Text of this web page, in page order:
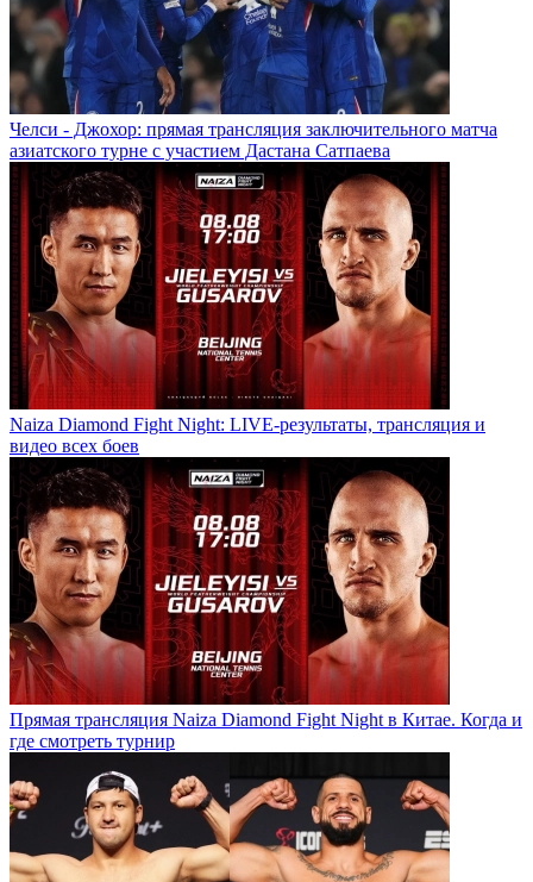
Челси - Джохор: прямая трансляция заключительного матча
азиатского турне с участием Дастана Сатпаева
Naiza Diamond Fight Night: LIVE-результаты, трансляция и
видео всех боев
Прямая трансляция Naiza Diamond Fight Night в Китае. Когда и
где смотреть турнир